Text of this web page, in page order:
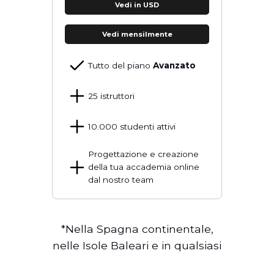
Vedi in USD
Vedi mensilmente
Tutto del pianoAvanzato
25 istruttori
10.000 studenti attivi
Progettazione e creazione
della tua accademia online
dal nostro team
*Nella Spagna continentale,
nelle Isole Baleari e in qualsiasi